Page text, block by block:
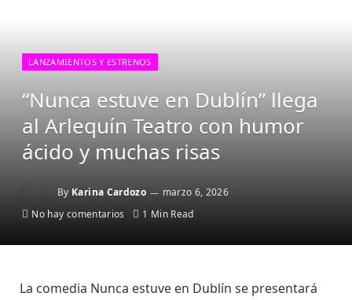
LANZAMIENTOS Y ESTRENOS
“Nunca estuve en Dublín” llega
al Arlequín Teatro con humor
ácido y muchas risas
By Karina Cardozo
marzo 6, 2026
No hay comentarios
1 Min Read
La comedia Nunca estuve en Dublín se presentará